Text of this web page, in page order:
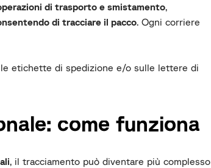
di trasporto e smistamento,
di tracciare il pacco. Ogni corriere
etichette di spedizione e/o sulle lettere di
come funziona
, il tracciamento può diventare più complesso